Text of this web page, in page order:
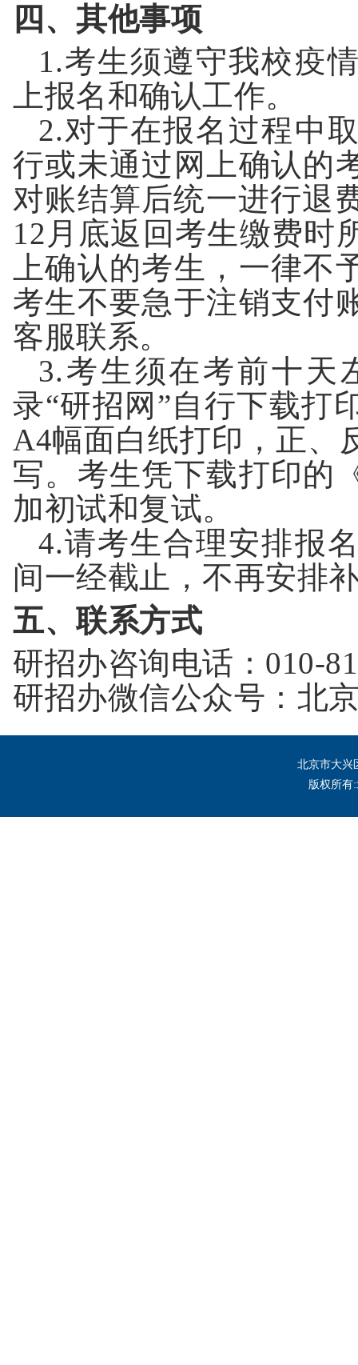
四、其他事项
1.考生须遵守我校疫
上报名和确认工作。
2.对于在报名过程中
行或未通过网上确认的
对账结算后统一进行退
12 月底返回考生缴费时
上确认的考生，一律
考生不要急于注销支付
客服联系。
3.考生须在考前十天
录“研招网 ”自行下载打
A4幅面白纸打印，正、
写。考生凭下载打印的
加初试和复试。
4.请考生合理安排报
间一经截止，不再安排
五、联系方式
研招办咨询电话： 010-
研招办微信公众号：北
北京市大兴
版权所有